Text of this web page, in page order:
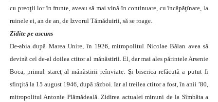
cu preoţii lor în frunte, aveau să mai vină în continuare, cu încăpăţînare, la
ruinele ei, an de an, de Izvorul Tămăduirii, să se roage.
Zidite pe ascuns
De-abia după Marea Unire, în 1926, mitropolitul Nicolae Bălan avea să
devină cel de-al doilea ctitor al mănăstirii. El, dar mai ales părintele Arsenie
Boca, primul stareţ al mănăstirii reînviate. Şi biserica refăcută a putut fi
sfinţită la 15 august 1946, după război. Iar al treilea ctitor a fost, în anii ’80,
mitropolitul Antonie Plămădeală. Zidirea actualei minuni de la Sîmbăta a